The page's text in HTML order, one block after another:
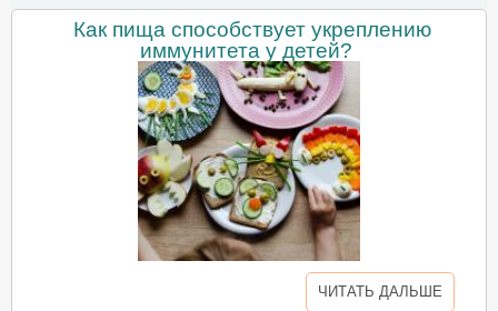
Как пища способствует укреплению
иммунитета у детей?
ЧИТАТЬ ДАЛЬШЕ